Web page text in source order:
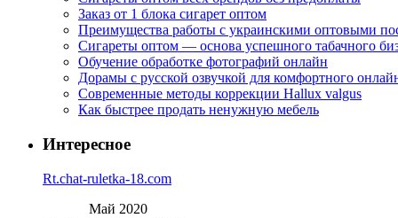
Заказ от 1 блока сигарет оптом
Преимущества работы с украинскими оптовыми
Сигареты оптом — основа успешного табачного
Обучение обработке фотографий онлайн
Дорамы с русской озвучкой для комфортного
Современные методы коррекции Hallux valgus
Как быстрее продать ненужную мебель
Интересное
Rt.chat-ruletka-18.com
Май 2020